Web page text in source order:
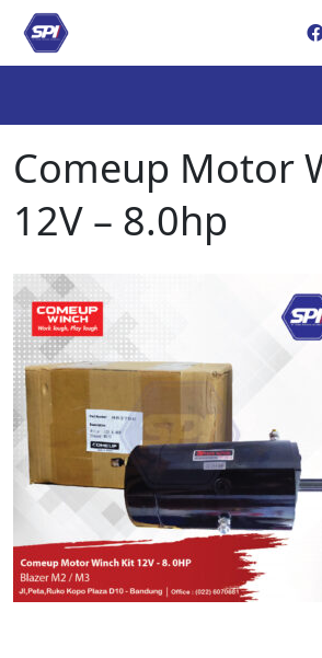
Comeup Motor
12V – 8.0hp